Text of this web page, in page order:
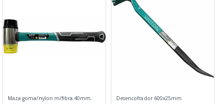
Maza goma/nylon m/fibra 40mm. Desencofrador 600x25mm